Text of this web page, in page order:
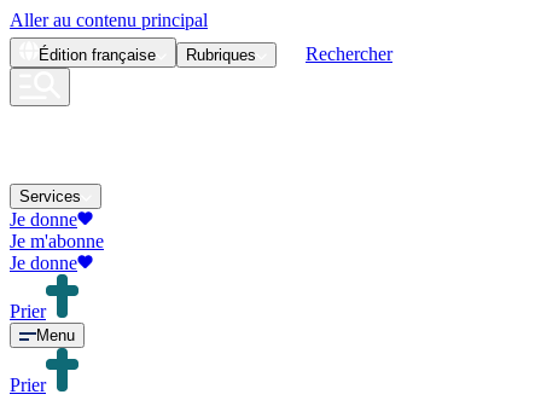
Aller au contenu principal
Édition française Rubriques Rechercher
Services
Je donne
Je m'abonne
Je donne
Prier
Menu
Prier